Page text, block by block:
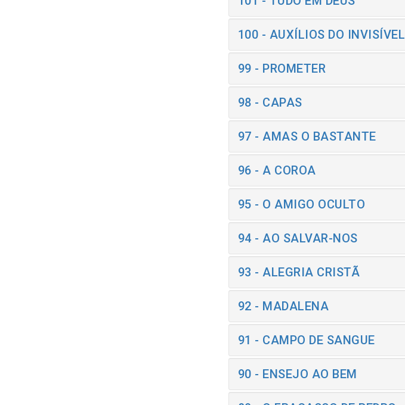
100 - AUXÍLIOS DO INVISÍVEL
99 - PROMETER
98 - CAPAS
97 - AMAS O BASTANTE
96 - A COROA
95 - O AMIGO OCULTO
94 - AO SALVAR-NOS
93 - ALEGRIA CRISTÃ
92 - MADALENA
91 - CAMPO DE SANGUE
90 - ENSEJO AO BEM